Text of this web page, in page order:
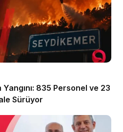
835 Personel ve 23
Sürüyor